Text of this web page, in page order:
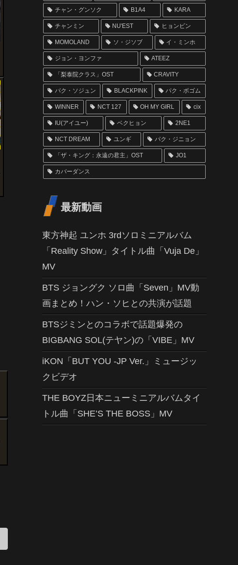
チャン・グンソク B1A4 KARA
チャンミン NU'EST ヒョンビン
MOMOLAND ソ・ジソブ イ・ミンホ
ジョン・ヨンファ ATEEZ
「梨泰院クラス」OST CRAVITY
パク・ソジュン BLACKPINK パク・ボゴム
WINNER NCT 127 OH MY GIRL cix
IU(アイユー) ベクヒョン 2NE1
NCT DREAM ユンギ パク・ジニョン
「ザ・キング：永遠の君主」OST JO1
カバーダンス
最新動画
東方神起 ユンホ 3rdソロミニアルバム
「Reality Show」タイトル曲「Vuja De」
MV
BTS ジョングク ソロ曲「Seven」MV動
画まとめ！ハン・ソヒとの共演が話題
BTSジミンとのコラボで話題爆発の
BIGBANG SOL(テヤン)の「VIBE」MV
iKON「BUT YOU -JP Ver.」ミュージッ
クビデオ
THE BOYZ日本ニューミニアルバムタイ
トル曲「SHE’S THE BOSS」MV